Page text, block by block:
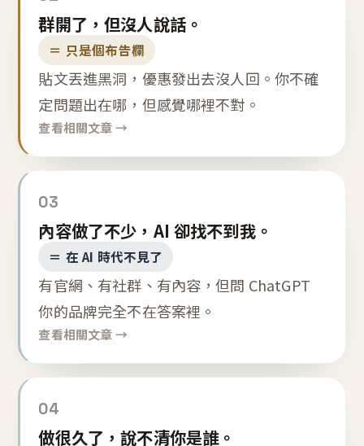
群開了，但沒人說話。
＝ 只是個布告欄
貼文丟進黑洞，優惠發出去沒人回。你不確
定問題出在哪，但感覺哪裡不對。
查看相關文章 →
03
內容做了不少，AI 卻找不到我。
＝ 在 AI 時代不見了
有官網、有社群、有內容，但問 ChatGPT
你的品牌完全不在答案裡。
查看相關文章 →
04
做很久了，說不清你是誰。